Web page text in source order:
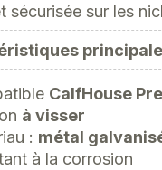
sécurisée sur les
CalfHouse
à visser
: métal
à la corrosion